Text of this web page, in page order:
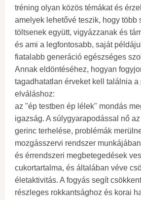
tréning olyan közös témákat és
amelyek lehetővé teszik, hogy több
töltsenek együtt, vigyázzanak és
és ami a legfontosabb, saját
fiatalabb generáció egészséges
Annak eldöntéséhez, hogyan
tagadhatatlan érveket kell találnia
elváláshoz:
az "ép testben ép lélek" mondás
igazság. A súlygyarapodással nő
gerinc terhelése, problémák
mozgásszervi rendszer
és érrendszeri megbetegedések
cukortartalma, és általában véve
életaktivitás. A fogyás segít
részleges rokkantsághoz és korai